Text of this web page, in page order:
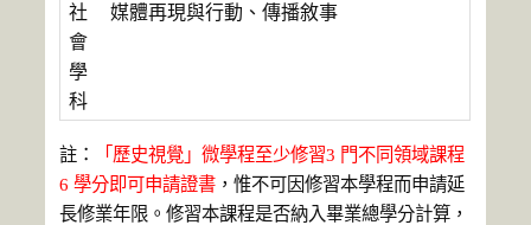
社
會
學
科
媒體再現與行動、傳播敘事
註：
「歷史視覺」微學程至少修習3 門不同領域課程
6 學分即可申請證書 ，惟不可因修習本學程而申請延
長修業年限。修習本課程是否納入畢業總學分計算，